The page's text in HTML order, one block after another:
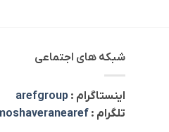
شبکه های اجتماعی
اینستاگرام : arefgroup
تلگرام :